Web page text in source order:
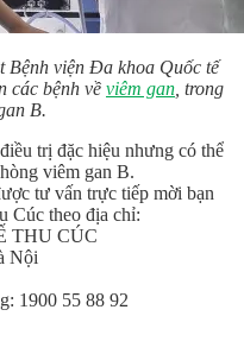
Bệnh viện Đa khoa Quốc tế
các bệnh về viêm gan , trong
B.
trị đặc hiệu nhưng có thể
viêm gan B.
tư vấn trực tiếp mời bạn
Cúc theo địa chỉ:
THU CÚC
Nội
1900 55 88 92